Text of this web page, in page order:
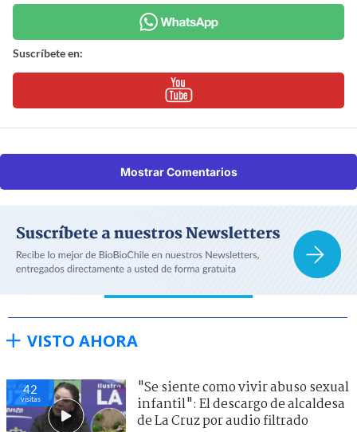
Suscríbete en:
Mostrar Comentarios
VISTO AHORA
42
visitas
"Se siente como vivir abuso sexual
infantil": El descargo de alcaldesa
de La Cruz por audio filtrado